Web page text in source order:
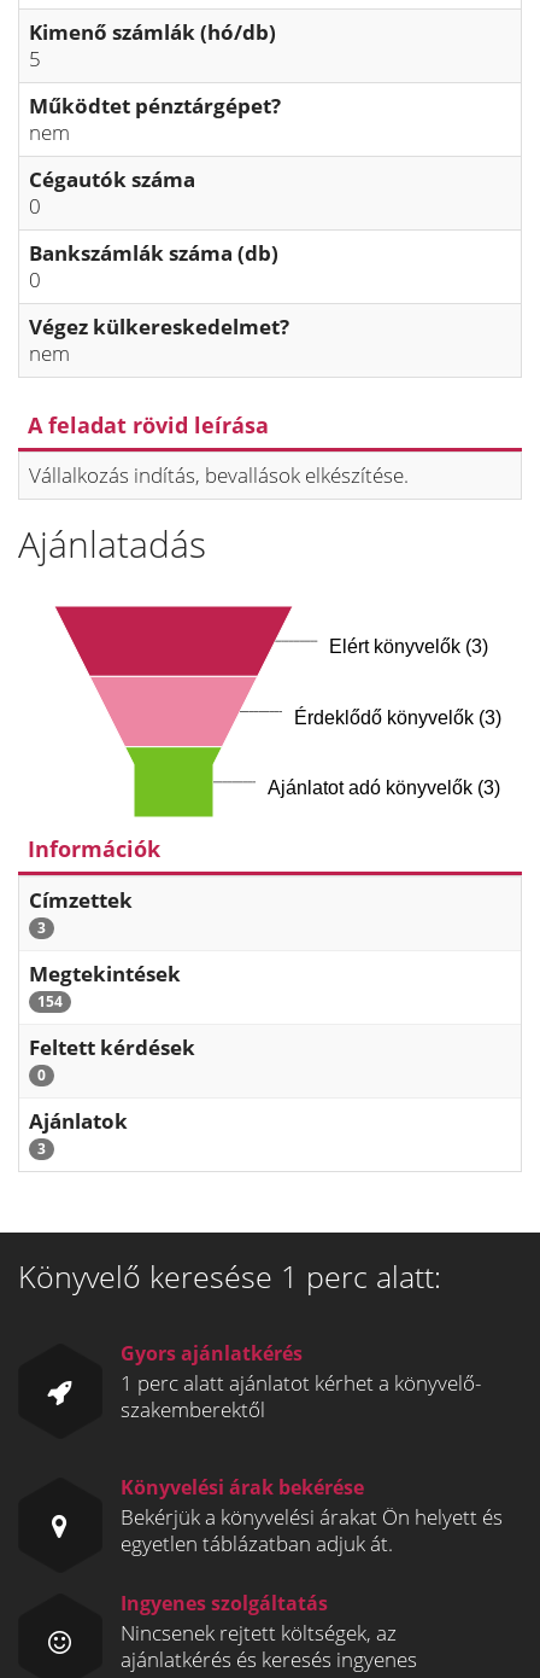
Kimenő számlák (hó/db)
5
Működtet pénztárgépet?
nem
Cégautók száma
0
Bankszámlák száma (db)
0
Végez külkereskedelmet?
nem
A feladat rövid leírása
Vállalkozás indítás, bevallások elkészítése.
Ajánlatadás
Elért könyvelők (3)
Érdeklődő könyvelők (3)
Ajánlatot adó könyvelők (3)
Információk
Címzettek
3
Megtekintések
154
Feltett kérdések
0
Ajánlatok
3
Könyvelő keresése 1 perc alatt:
Gyors ajánlatkérés
1 perc alatt ajánlatot kérhet a könyvelő-
szakemberektől
Könyvelési árak bekérése
Bekérjük a könyvelési árakat Ön helyett és
egyetlen táblázatban adjuk át.
Ingyenes szolgáltatás
Nincsenek rejtett költségek, az
ajánlatkérés és keresés ingyenes